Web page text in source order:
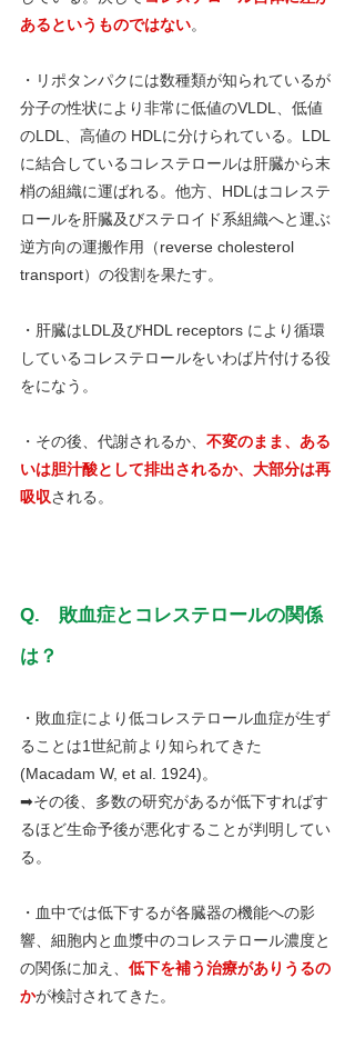
あるというものではない。
・リポタンパクには数種類が知られているが
分子の性状により非常に低値のVLDL、低値
のLDL、高値の HDLに分けられている。LDL
に結合しているコレステロールは肝臓から末
梢の組織に運ばれる。他方、HDLはコレステ
ロールを肝臓及びステロイド系組織へと運ぶ
逆方向の運搬作用（reverse cholesterol
transport）の役割を果たす。
・肝臓はLDL及びHDL receptors により循環
しているコレステロールをいわば片付ける役
をになう。
・その後、代謝されるか、 不変のまま、ある
いは胆汁酸として排出されるか、大部分は再
吸収される。
Q.　敗血症とコレステロールの関係
は？
・敗血症により低コレステロール血症が生ず
ることは1世紀前より知られてきた
(Macadam W, et al. 1924)。
➡その後、多数の研究があるが低下すればす
るほど生命予後が悪化することが判明してい
る。
・血中では低下するが各臓器の機能への影
響、細胞内と血漿中のコレステロール濃度と
の関係に加え、 低下を補う治療がありうるの
かが検討されてきた。